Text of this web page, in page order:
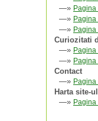
—» Pagina
—» Pagina
—» Pagina
Curiozitati
—» Pagina
—» Pagina
Contact
—» Pagina
Harta site-
—» Pagina